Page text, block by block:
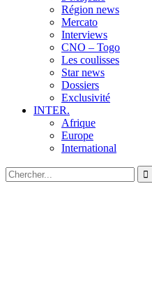
Région news
Mercato
Interviews
CNO – Togo
Les coulisses
Star news
Dossiers
Exclusivité
INTER.
Afrique
Europe
International